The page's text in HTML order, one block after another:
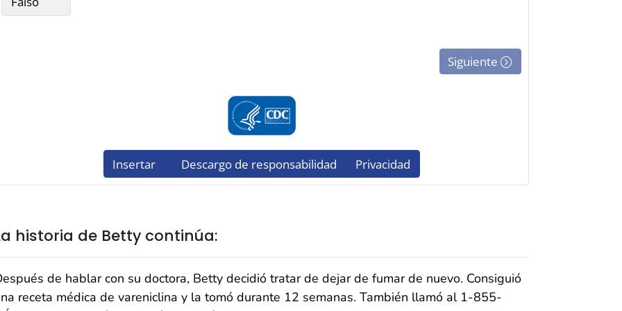
historia de Betty continúa:
de hablar con su doctora, Betty decidió tratar de dejar de fumar de nuevo. Consiguió
receta médica de vareniclina y la tomó durante 12 semanas. También llamó al 1-855-